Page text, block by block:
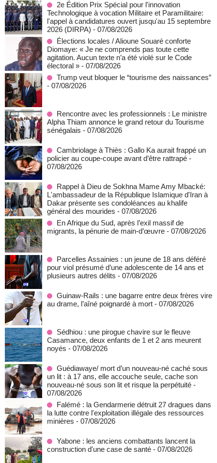
2e Édition Prix Spécial pour l'innovation
Technologique à vocation Militaire et Paramilitaire:
l'appel à candidatures ouvert jusqu'au 15 septembre
2026 (DIRPA) - 07/08/2026
Élections locales / Alioune Souaré conforte
Diomaye: « Je ne comprends pas toute cette
agitation. Aucun texte n’a été violé sur le Code
électoral » - 07/08/2026
Trump veut bloquer le “tourisme des naissances”
- 07/08/2026
Rencontre avec les professionnels : Le ministre
Alpha Thiam annonce le grand retour du Tourisme
sénégalais - 07/08/2026
Cambriolage à Thiès : Gallo Ka aurait frappé un
policier au coupe-coupe avant d’être rattrapé -
07/08/2026
Rappel à Dieu de Sokhna Mame Amy Mbacké:
L'ambassadeur de la République Islamique d'Iran à
Dakar présente ses condoléances au khalife
général des mourides - 07/08/2026
En Afrique du Sud, après l’exil massif de
migrants, la pénurie de main-d’œuvre - 07/08/2026
Parcelles Assainies : un jeune de 18 ans déféré
pour viol présumé d’une adolescente de 14 ans et
plusieurs autres délits - 07/08/2026
Guinaw-Rails : une bagarre entre deux frères vire
au drame, l’aîné poignardé à mort - 07/08/2026
Sédhiou : une pirogue chavire sur le fleuve
Casamance, deux enfants de 1 et 2 ans meurent
noyés - 07/08/2026
Guédiawaye/ mort d’un nouveau-né caché sous
un lit : à 17 ans, elle accouche seule, cache son
nouveau-né sous son lit et risque la perpétuité -
07/08/2026
Falémé : la Gendarmerie détruit 27 dragues dans
la lutte contre l'exploitation illégale des ressources
minières - 07/08/2026
Yabone : les anciens combattants lancent la
construction d'une case de santé - 07/08/2026